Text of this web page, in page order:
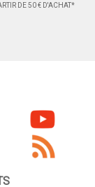
DE 50 € D'ACHAT*